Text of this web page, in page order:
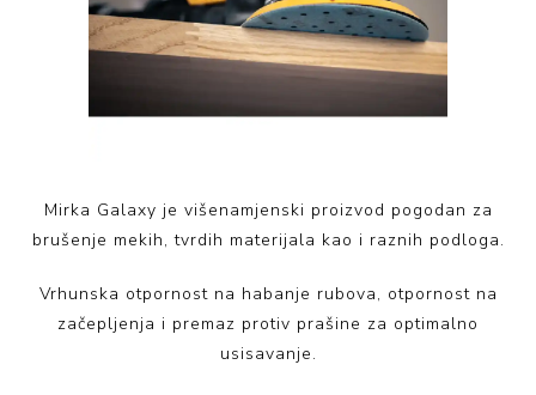
Mirka Galaxy je višenamjenski proizvod pogodan za
brušenje mekih, tvrdih materijala kao i raznih podloga.
Vrhunska otpornost na habanje rubova, otpornost na
začepljenja i premaz protiv prašine za optimalno
usisavanje.